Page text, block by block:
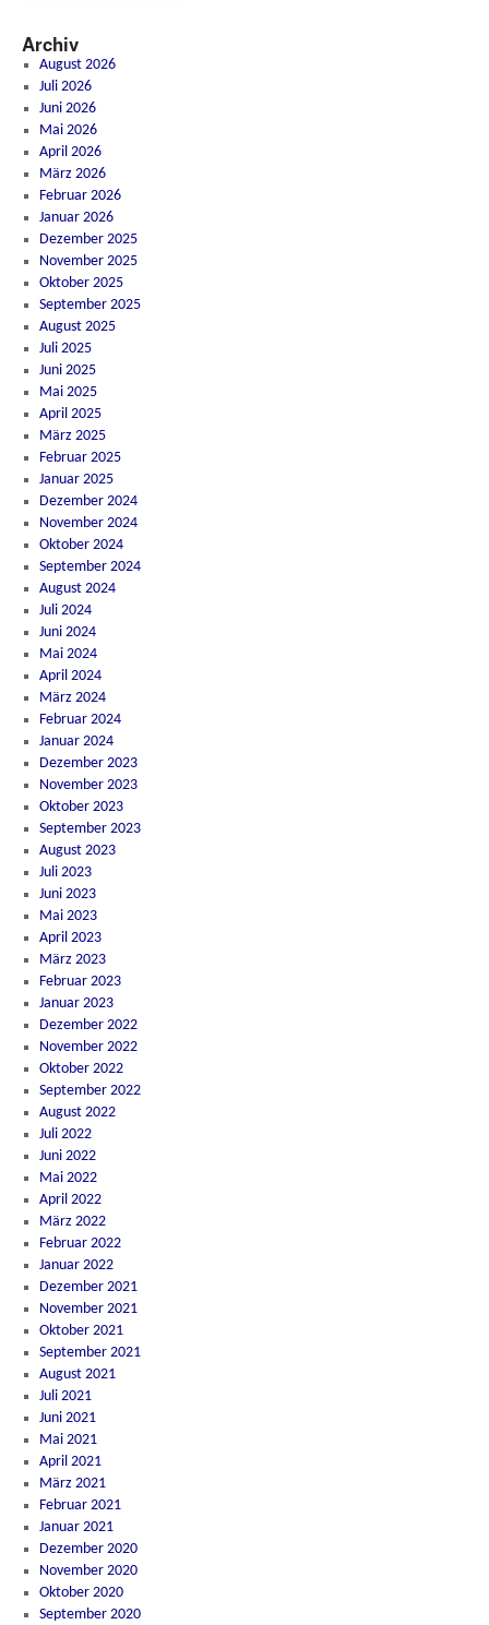
Archiv
August 2026
Juli 2026
Juni 2026
Mai 2026
April 2026
März 2026
Februar 2026
Januar 2026
Dezember 2025
November 2025
Oktober 2025
September 2025
August 2025
Juli 2025
Juni 2025
Mai 2025
April 2025
März 2025
Februar 2025
Januar 2025
Dezember 2024
November 2024
Oktober 2024
September 2024
August 2024
Juli 2024
Juni 2024
Mai 2024
April 2024
März 2024
Februar 2024
Januar 2024
Dezember 2023
November 2023
Oktober 2023
September 2023
August 2023
Juli 2023
Juni 2023
Mai 2023
April 2023
März 2023
Februar 2023
Januar 2023
Dezember 2022
November 2022
Oktober 2022
September 2022
August 2022
Juli 2022
Juni 2022
Mai 2022
April 2022
März 2022
Februar 2022
Januar 2022
Dezember 2021
November 2021
Oktober 2021
September 2021
August 2021
Juli 2021
Juni 2021
Mai 2021
April 2021
März 2021
Februar 2021
Januar 2021
Dezember 2020
November 2020
Oktober 2020
September 2020